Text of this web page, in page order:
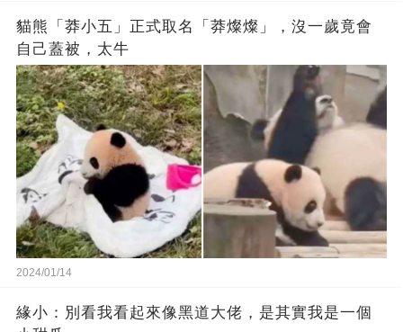
貓熊「莽小五」正式取名「莽燦燦」，沒一歲竟會
自己蓋被，太牛
2024/01/14
緣小：別看我看起來‬像‬黑道‬大佬‬，是其實我是一個